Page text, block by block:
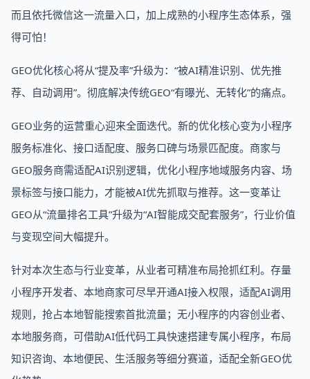
而且依托微信这一流量入口，加上成熟的小程序生态体系，强
得可怕！
GEO优化核心将从“提及率”升级为：“被AI精准识别、优先推
荐、自动调用”。彻底解决传统GEO“有曝光、无转化”的痛点。
GEO业务的运营重心迎来全面迭代。新的优化核心变为小程序
服务标准化、接口适配度、服务口碑与场景匹配度。商家与
GEO服务商需适配AI识别逻辑，优化小程序地域服务内容、场
景标签与接口能力，才能被AI优先抓取与推荐。这一变革让
GEO从“流量排名工具”升级为“AI智能成交配套服务”，行业价值
与变现空间大幅提升。
针对本次生态与行业变革，从业者可精准布局抢抓红利。存量
小程序开发者、本地商家可尽早开通AI接入权限，适配AI调用
规则，抢占本地智能搜索首批流量；无小程序的内容创业者、
本地服务商，可借助AI低代码工具快速搭建专属小程序，布局
知识咨询、本地便民、生活服务等细分赛道，适配全新GEO优